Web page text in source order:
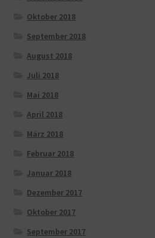
Oktober 2018
September 2018
August 2018
Juli 2018
Mai 2018
April 2018
März 2018
Februar 2018
Januar 2018
Dezember 2017
Oktober 2017
September 2017